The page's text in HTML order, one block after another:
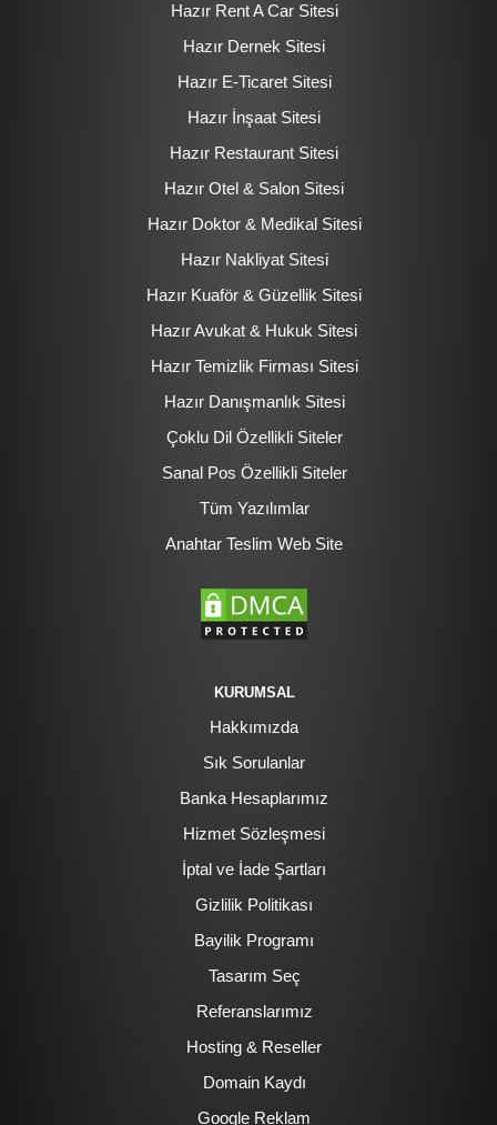
Hazır Rent A Car Sitesi
Hazır Dernek Sitesi
Hazır E-Ticaret Sitesi
Hazır İnşaat Sitesi
Hazır Restaurant Sitesi
Hazır Otel & Salon Sitesi
Hazır Doktor & Medikal Sitesi
Hazır Nakliyat Sitesi
Hazır Kuaför & Güzellik Sitesi
Hazır Avukat & Hukuk Sitesi
Hazır Temizlik Firması Sitesi
Hazır Danışmanlık Sitesi
Çoklu Dil Özellikli Siteler
Sanal Pos Özellikli Siteler
Tüm Yazılımlar
Anahtar Teslim Web Site
KURUMSAL
Hakkımızda
Sık Sorulanlar
Banka Hesaplarımız
Hizmet Sözleşmesi
İptal ve İade Şartları
Gizlilik Politikası
Bayilik Programı
Tasarım Seç
Referanslarımız
Hosting & Reseller
Domain Kaydı
Google Reklam